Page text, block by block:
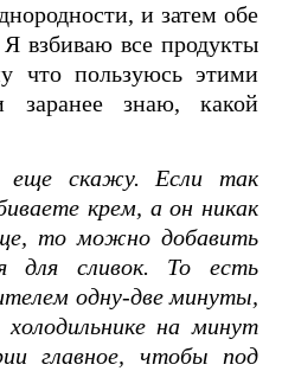
и затем обе
взбиваю все продукты
что пользуюсь этими
заранее знаю, какой
еще скажу. Если так
крем, а он никак
то можно добавить
для сливок. То есть
одну-две минуты,
на минут
главное, чтобы под